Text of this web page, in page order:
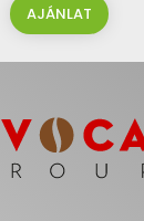
AJÁNLAT